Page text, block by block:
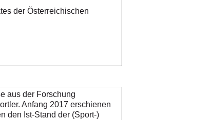
der Österreichischen
aus der Forschung
Anfang 2017 erschienen
den Ist-Stand der (Sport-)